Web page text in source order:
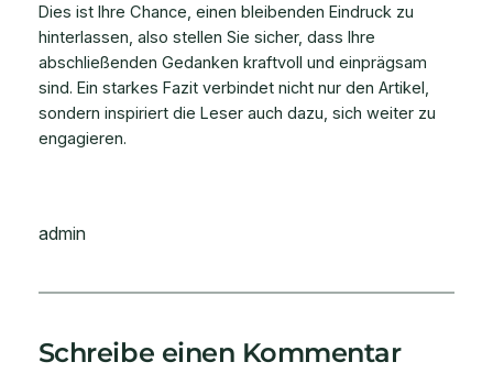
Dies ist Ihre Chance, einen bleibenden Eindruck zu
hinterlassen, also stellen Sie sicher, dass Ihre
abschließenden Gedanken kraftvoll und einprägsam
sind. Ein starkes Fazit verbindet nicht nur den Artikel,
sondern inspiriert die Leser auch dazu, sich weiter zu
engagieren.
admin
Schreibe einen Kommentar